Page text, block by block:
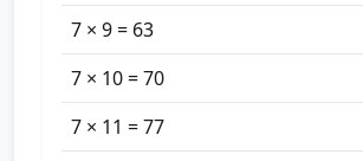
7 × 9 = 63
7 × 10 = 70
7 × 11 = 77